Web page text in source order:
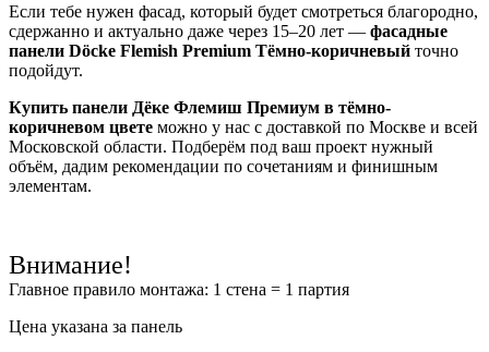
Если тебе нужен фасад, который будет смотреться благородно,
сдержанно и актуально даже через 15–20 лет — фасадные
панели Döcke Flemish Premium Тёмно-коричневый точно
подойдут.
Купить панели Дёке Флемиш Премиум в тёмно-
коричневом цвете можно у нас с доставкой по Москве и всей
Московской области. Подберём под ваш проект нужный
объём, дадим рекомендации по сочетаниям и финишным
элементам.
Внимание!
Главное правило монтажа: 1 стена = 1 партия
Цена указана за панель